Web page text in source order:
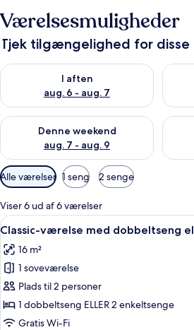
Værelsesmuligheder
Tjek tilgængelighed for
I aften
aug. 6 - aug. 7
Tjek tilgængelighed for i aften aug. 6 -
Tjek
Denne weekend
aug. 7 - aug. 9
Tjek tilgængelighed for denne Tjek
Tilgængelige
filtre
for
værelser
Alle værelser 1 seng 2 senge
Viser 6 ud af 6 værelser
Indlæs
alle
billeder
af
Classic-
værelse
med
Et
8
Classic-værelse med dobbeltseng
16 m²
1 soveværelse
Plads til 2 personer
1 dobbeltseng ELLER 2 enkeltsenge
Gratis Wi-Fi